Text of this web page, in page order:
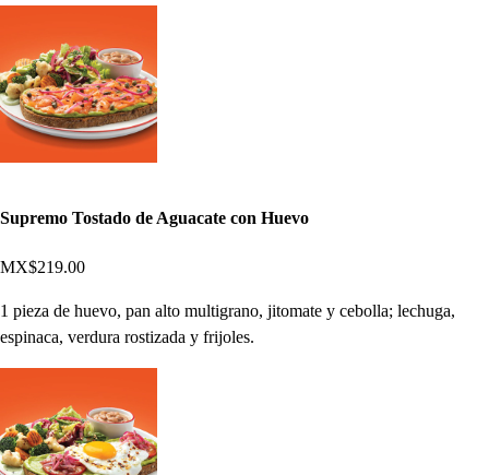
Supremo Tostado de Aguacate con Huevo
MX$219.00
1 pieza de huevo, pan alto multigrano, jitomate y cebolla; lechuga,
espinaca, verdura rostizada y frijoles.